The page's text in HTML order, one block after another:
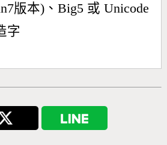
版本)、Big5 或 Unicode
字